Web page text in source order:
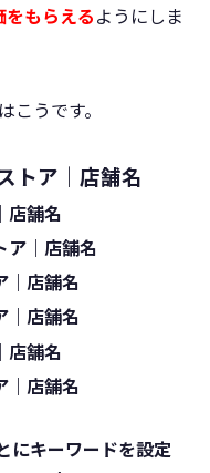
もらえるようにしま
うです。
トア｜店舗名
店舗名
ア｜店舗名
｜店舗名
｜店舗名
店舗名
｜店舗名
にキーワードを設定